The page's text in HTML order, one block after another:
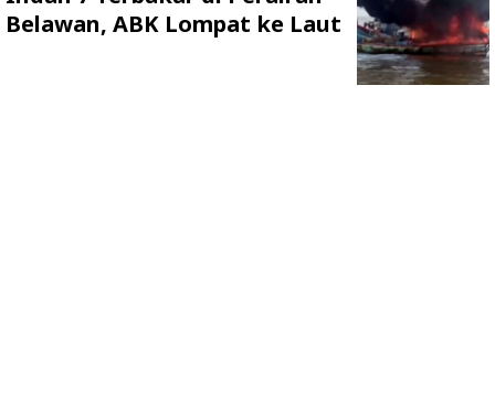
Belawan, ABK Lompat ke Laut